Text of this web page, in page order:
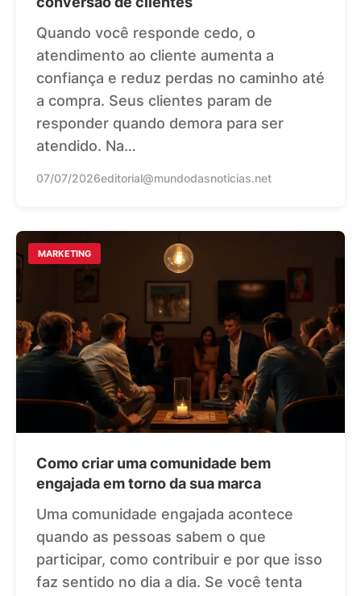
Quando você responde cedo, o
atendimento ao cliente aumenta a
confiança e reduz perdas no caminho até
a compra. Seus clientes param de
responder quando demora para ser
atendido. Na…
07/07/2026editorial@mundodasnoticias.net
MARKETING
Como criar uma comunidade bem
engajada em torno da sua marca
Uma comunidade engajada acontece
quando as pessoas sabem o que
participar, como contribuir e por que isso
faz sentido no dia a dia. Se você tenta